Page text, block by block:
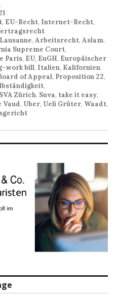
, EU-Recht, Internet-Recht,
, Arbeitsrecht, Aslam,
Supreme Court,
Paris, EU, EuGH, Europäischer
work bill, Italien, Kalifornien,
of Appeal, Proposition 22,
,
Zürich, Suva, take it easy,
Vaud, Uber, Ueli Grüter, Waadt,